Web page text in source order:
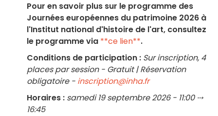
Pour en savoir plus sur le programme des
Journées européennes du patrimoine 2026 à
l'Institut national d'histoire de l'art, consultez
le programme via **ce lien**.
Conditions de participation : Sur inscription, 4
places par session - Gratuit | Réservation
obligatoire - inscription@inha.fr
Horaires : samedi 19 septembre 2026 - 11:00 ⤏
16:45